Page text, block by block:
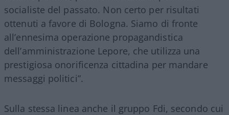
socialiste del passato. Non certo per risultati
ottenuti a favore di Bologna. Siamo di fronte
all’ennesima operazione propagandistica
dell’amministrazione Lepore, che utilizza una
prestigiosa onorificenza cittadina per mandare
messaggi politici”.
Sulla stessa linea anche il gruppo Fdi, secondo cui